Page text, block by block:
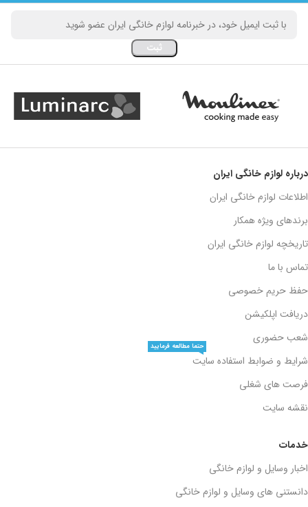
خدمات
اخبار وسایل و لوازم خانگی
دانستنی های وسایل و لوازم خانگی
درباره لوازم خانگی ایران
اطلاعات لوازم خانگی ایران
برندهای ویژه همکار
تاریخچه لوازم خانگی ایران
تماس با ما
حفظ حریم خصوصی
دریافت اپلکیشن
شعب حضوری
شرایط و ضوابط استفاده سایت
حتما مطالعه فرمایید
فرصت های شغلی
نقشه سایت